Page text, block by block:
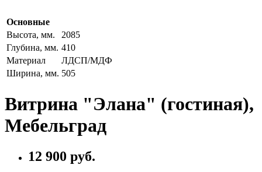
Основные
Высота, мм.
2085
Глубина, мм. 410
Материал
ЛДСП/МДФ
Ширина, мм. 505
Витрина "Элана" (гостиная),
Мебельград
12 900 руб.